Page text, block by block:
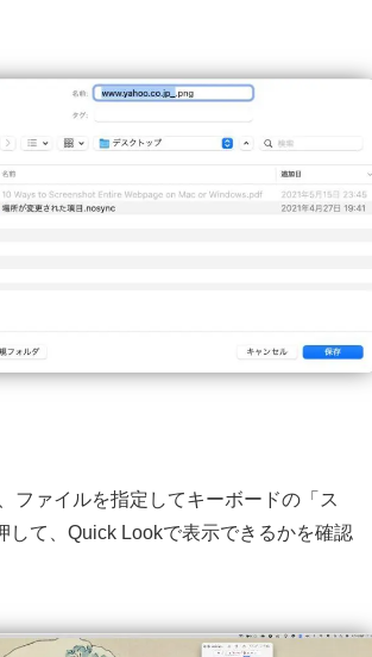
ファイルを指定してキーボードの「ス
して、Quick Lookで表示できるかを確認